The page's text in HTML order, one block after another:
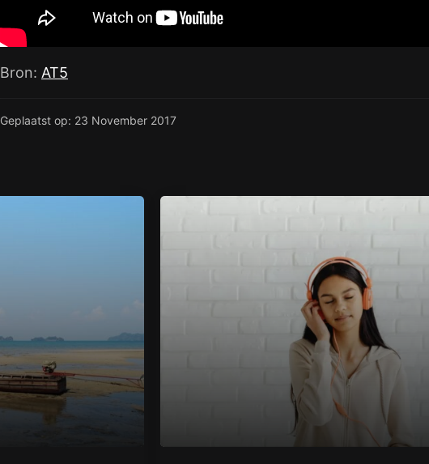
Bron: AT5
Geplaatst op: 23 November 2017